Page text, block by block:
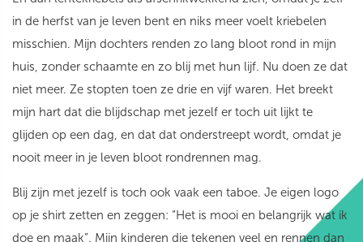
in de herfst van je leven bent en niks meer voelt kriebelen
misschien. Mijn dochters renden zo lang bloot rond in mijn
huis, zonder schaamte en zo blij met hun lijf. Nu doen ze dat
niet meer. Ze stopten toen ze drie en vijf waren. Het breekt
mijn hart dat die blijdschap met jezelf er toch uit lijkt te
glijden op een dag, en dat dat onderstreept wordt, omdat je
nooit meer in je leven bloot rondrennen mag.
Blij zijn met jezelf is toch ook vaak een taboe. Je eigen logo
op je shirt zetten en zeggen: “Het is mooi en belangrijk wat ik
doe en maak”. Mijn kinderen die tekenen veel en rennen dan